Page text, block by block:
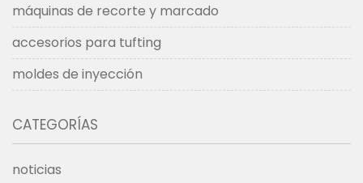
máquinas de recorte y marcado
accesorios para tufting
moldes de inyección
CATEGORÍAS
noticias